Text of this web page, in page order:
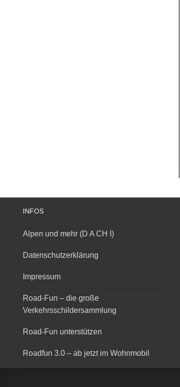
INFOS
Alpen und mehr (D A CH I)
Datenschutzerklärung
Impressum
Road-Fun – die große
Verkehrsschildersammlung
Road-Fun unterstützen
Roadfun 3.0 – ab jetzt im Wohnmobil